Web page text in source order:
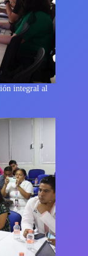
integral al